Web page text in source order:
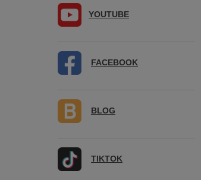
YOUTUBE
FACEBOOK
BLOG
TIKTOK